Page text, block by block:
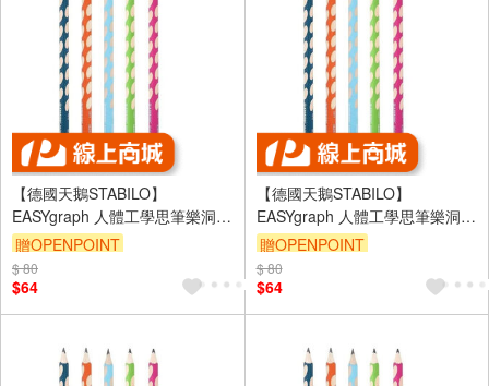
【德國天鵝STABILO】
EASYgraph 人體工學思筆樂洞洞
鉛筆(多色)左/右手左手HB藍綠
(ST321/HB-6)
贈OPENPOINT
$ 80
$64
【德國天鵝STABILO】
EASYgraph 人體工學思筆樂洞洞
鉛筆(多色)左/右手右手HB粉紫
ST322/17-HB
贈OPENPOINT
$ 80
$64